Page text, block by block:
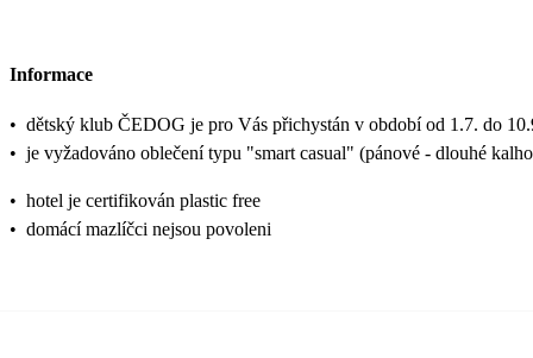
Informace
• dětský klub ČEDOG je pro Vás přichystán v období od 1.7. do
• je vyžadováno oblečení typu "smart casual" (pánové - dlouhé
• hotel je certifikován plastic free
• domácí mazlíčci nejsou povoleni